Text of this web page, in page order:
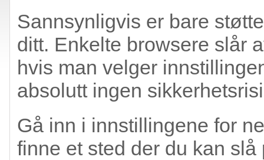
Sannsynligvis er bare
ditt. Enkelte browsere slår
hvis man velger
absolutt ingen
Gå inn i innstillingene for
finne et sted der du kan